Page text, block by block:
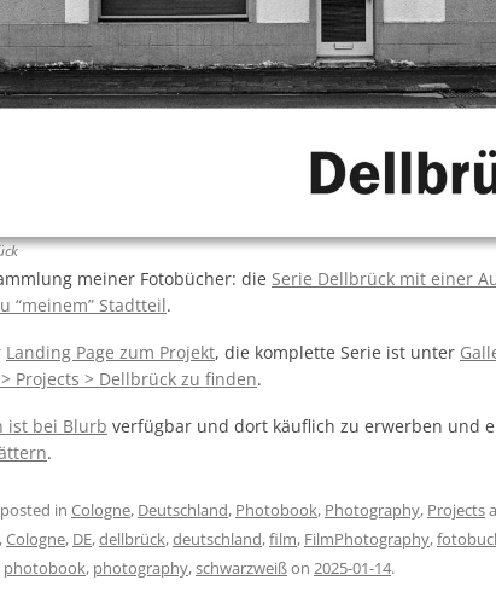
meiner Fotobücher: die Serie Dellbrück mit einer
“meinem” Stadtteil.
Landing Page zum Projekt, die komplette Serie ist unter
Projects > Dellbrück zu finden.
ist bei Blurb verfügbar und dort käuflich zu erwerben und
.
in Cologne, Deutschland, Photobook, Photography, Projects
,Cologne, DE,dellbrück,deutschland,film, FilmPhotography,
photobook, photography,schwarzweißon 2025-01-14.